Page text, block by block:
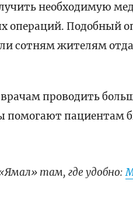
необходимую
операций. Подобный
сотням жителям
врачам проводить
помогают пациентам
там, где удобно: